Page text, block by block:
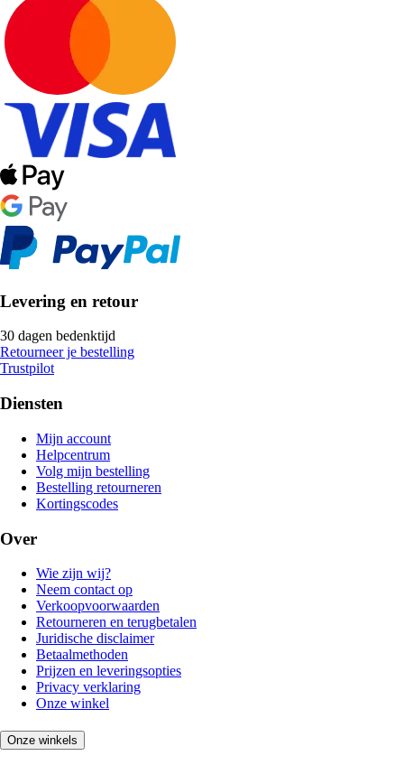
Levering en retour
30 dagen bedenktijd
Retourneer je bestelling
Trustpilot
Diensten
Mijn account
Helpcentrum
Volg mijn bestelling
Bestelling retourneren
Kortingscodes
Over
Wie zijn wij?
Neem contact op
Verkoopvoorwaarden
Retourneren en terugbetalen
Juridische disclaimer
Betaalmethoden
Prijzen en leveringsopties
Privacy verklaring
Onze winkel
Onze winkels